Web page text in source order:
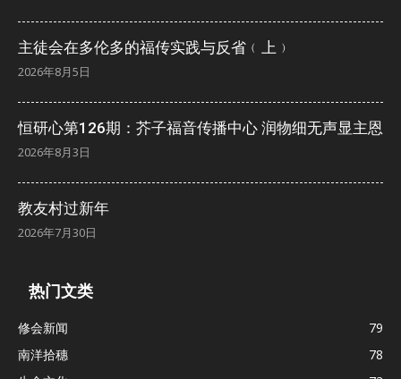
主徒会在多伦多的福传实践与反省﹙上﹚
2026年8月5日
恒研心第126期：芥子福音传播中心 润物细无声显主恩
2026年8月3日
教友村过新年
2026年7月30日
热门文类
修会新闻
79
南洋拾穗
78